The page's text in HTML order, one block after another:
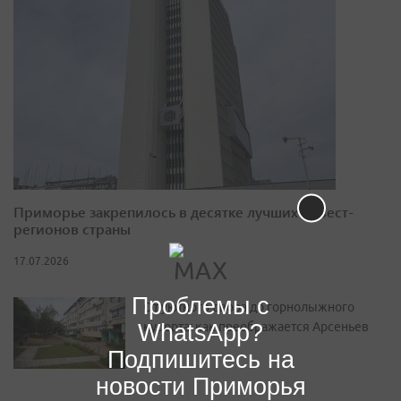
Приморье закрепилось в десятке лучших инвест-
регионов страны
17.07.2026
От уютного двора до горнолыжного
курорта: как преображается Арсеньев
Проблемы с
WhatsApp?
Подпишитесь на
новости Приморья